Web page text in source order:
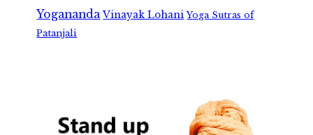
Yogananda Vinayak Lohani Yoga Sutras of
Patanjali